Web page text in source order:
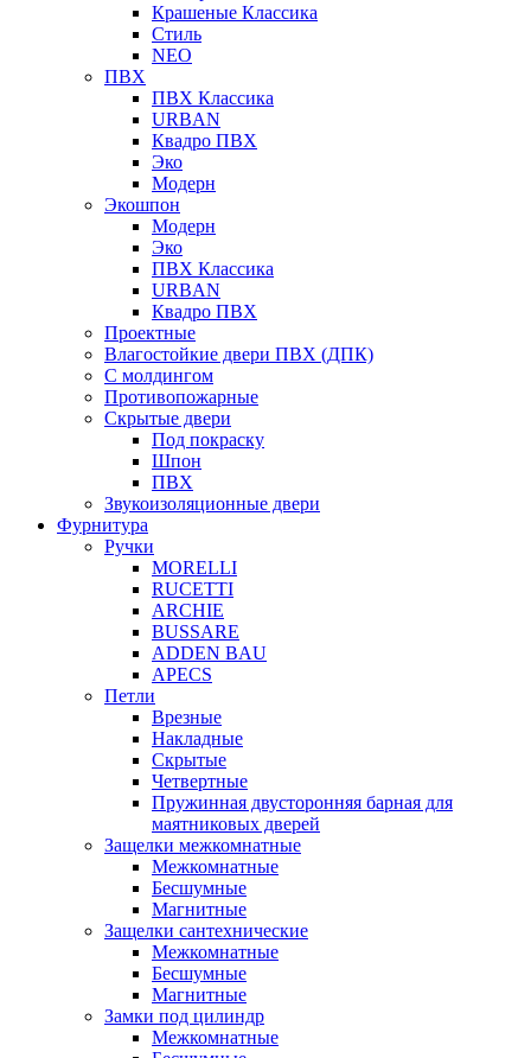
Крашеные Классика
Стиль
NEO
ПВХ
ПВХ Классика
URBAN
Квадро ПВХ
Эко
Модерн
Экошпон
Модерн
Эко
ПВХ Классика
URBAN
Квадро ПВХ
Проектные
Влагостойкие двери ПВХ (ДПК)
С молдингом
Противопожарные
Скрытые двери
Под покраску
Шпон
ПВХ
Звукоизоляционные двери
Фурнитура
Ручки
MORELLI
RUCETTI
ARCHIE
BUSSARE
ADDEN BAU
APECS
Петли
Врезные
Накладные
Скрытые
Четвертные
Пружинная двусторонняя барная для
маятниковых дверей
Защелки межкомнатные
Межкомнатные
Бесшумные
Магнитные
Защелки сантехнические
Межкомнатные
Бесшумные
Магнитные
Замки под цилиндр
Межкомнатные